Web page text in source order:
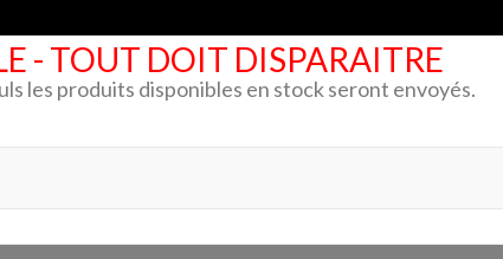
- TOUT DOIT DISPARAITRE
les produits disponibles en stock seront envoyés.